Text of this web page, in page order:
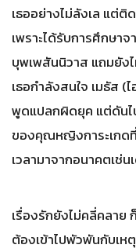
เธออย่างไม่ลังเล แต่
เพราะได้รับการศึกษา
บุพเพสันนิวาส แถมยัง
เธอกำลังสนใจ เมธัส
พูดแปลกผิดยุค แต่ดัน
ของคุณหญิงการะเกด
เวลามาจากอนาคตเช่
เรื่องรักยังไม่คลี่คลาย
ต้องเข้าไปพัวพันกับเ